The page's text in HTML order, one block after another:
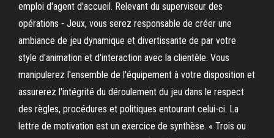
emploi d'agent d'accueil. Relevant du superviseur des
opérations - Jeux, vous serez responsable de créer une
ambiance de jeu dynamique et divertissante de par votre
style d'animation et d'interaction avec la clientèle. Vous
manipulerez l'ensemble de l'équipement à votre disposition et
assurerez l'intégrité du déroulement du jeu dans le respect
des règles, procédures et politiques entourant celui-ci. La
lettre de motivation est un exercice de synthèse. « Trois ou